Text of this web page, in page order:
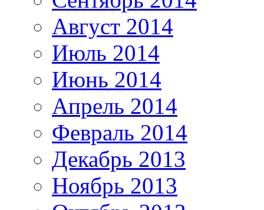
Август 2014
Июль 2014
Июнь 2014
Апрель 2014
Февраль 2014
Декабрь 2013
Ноябрь 2013